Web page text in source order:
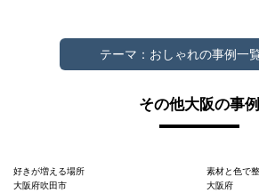
テーマ：おしゃれの事例一
その他大阪の事例
好きが増える場所
大阪府吹田市
素材と色で
大阪府